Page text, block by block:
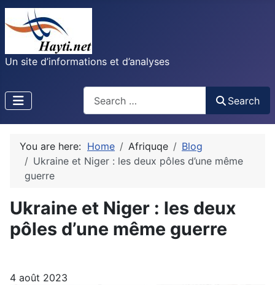
Un site d’informations et d’analyses
Search
You are here: Home Afriquqe
Blog
Ukraine et Niger : les deux pôles d’une même
guerre
Ukraine et Niger : les deux
pôles d’une même guerre
4 août 2023